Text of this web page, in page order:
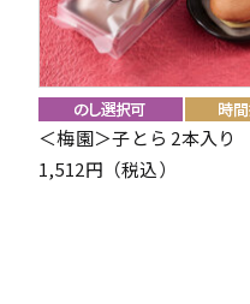
＜梅園＞子とら 2本入り
1,512円（税込）